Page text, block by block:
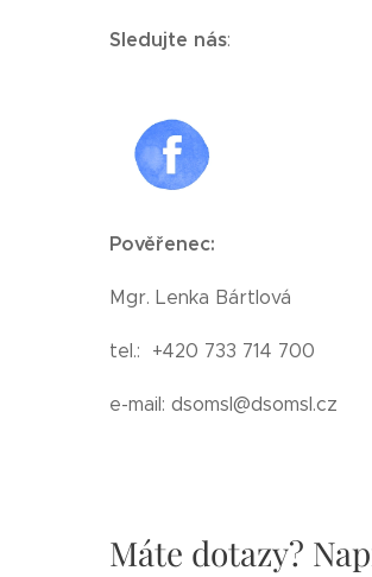
Sledujte nás:
Pověřenec:
Mgr. Lenka Bártlová
tel.: +420 733 714 700
e-mail: dsomsl@dsomsl.cz
Máte dotazy?